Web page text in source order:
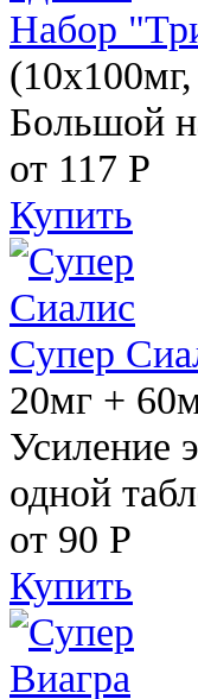
Набор
Большой
от 117 Р
Купить
Супер
20мг +
Усиление
одной
от 90 Р
Купить